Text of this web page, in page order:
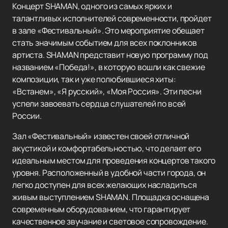
Концерт SHAMAN, одного из самых ярких и
талантливых исполнителей современности, пройдет
в зале «Фестивальный». Это мероприятие обещает
стать значимым событием для всех поклонников
артиста. SHAMAN представит новую программу под
названием «Победа!», в которую вошли как свежие
композиции, так и уже полюбившиеся хиты:
«Встанем», «Я русский», «Моя Россия». Эти песни
успели завоевать сердца слушателей по всей
России.
Зал «Фестивальный» известен своей отличной
акустикой и комфортабельностью, что делает его
идеальным местом для проведения концертов такого
уровня. Расположенный в удобной части города, он
легко доступен для всех желающих насладиться
живым выступлением SHAMAN. Площадка оснащена
современным оборудованием, что гарантирует
качественное звучание и световое сопровождение.